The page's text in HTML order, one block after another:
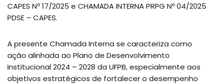
CAPES Nº 17/2025 e CHAMADA INTERNA PRPG Nº 04/2025
PDSE – CAPES.
A presente Chamada Interna se caracteriza como
ação alinhada ao Plano de Desenvolvimento
Institucional 2024 – 2028 da UFPB, especialmente aos
objetivos estratégicos de fortalecer o desempenho